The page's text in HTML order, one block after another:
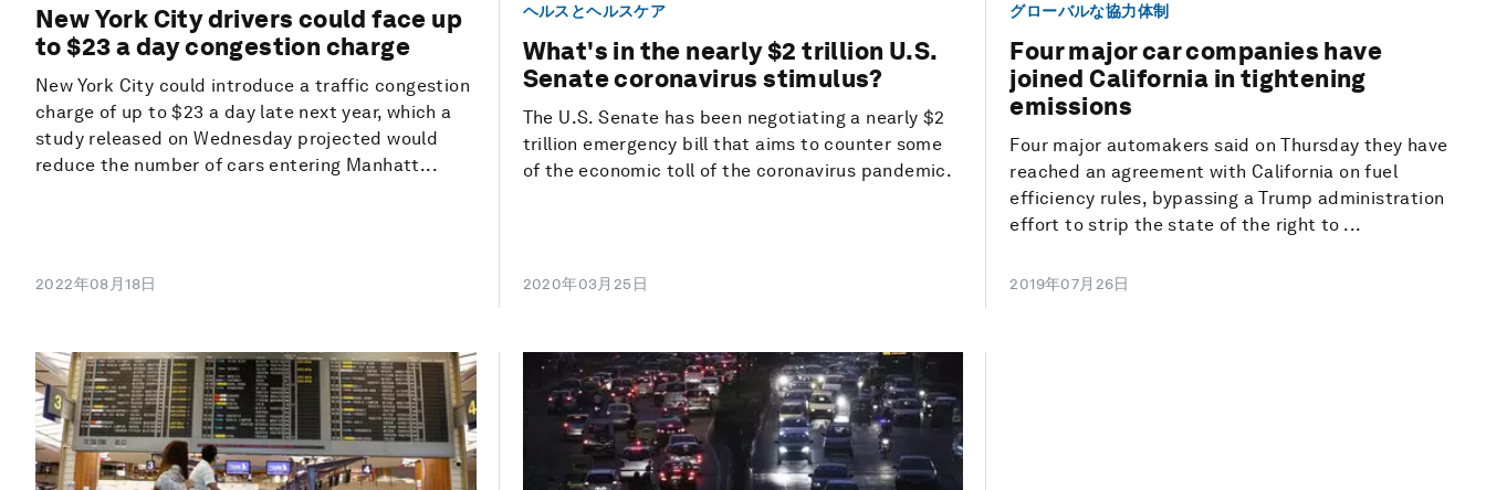
New York City drivers could face up
to $23 a day congestion charge
New York City could introduce a traffic congestion
charge of up to $23 a day late next year, which a
study released on Wednesday projected would
reduce the number of cars entering Manhatt...
2022年08月18日
ヘルスとヘルスケア
What's in the nearly $2 trillion U.S.
Senate coronavirus stimulus?
The U.S. Senate has been negotiating a nearly $2
trillion emergency bill that aims to counter some
of the economic toll of the coronavirus pandemic.
2020年03月25日
グローバルな協力体制
Four major car companies have
joined California in tightening
emissions
Four major automakers said on Thursday they have
reached an agreement with California on fuel
efficiency rules, bypassing a Trump administration
effort to strip the state of the right to ...
2019年07月26日